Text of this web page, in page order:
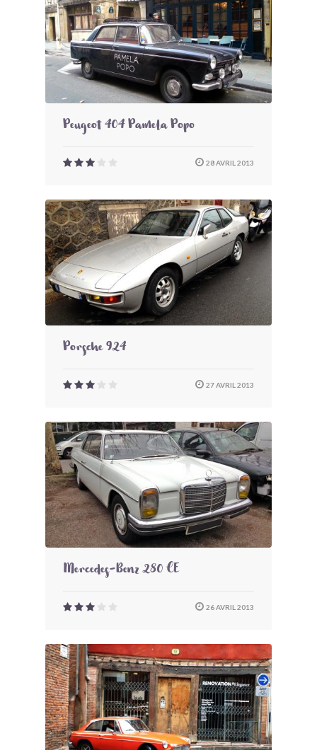
Peugeot 404 Pamela Popo
28 AVRIL 2013
Porsche 924
27 AVRIL 2013
Mercedes-Benz 280 CE
26 AVRIL 2013